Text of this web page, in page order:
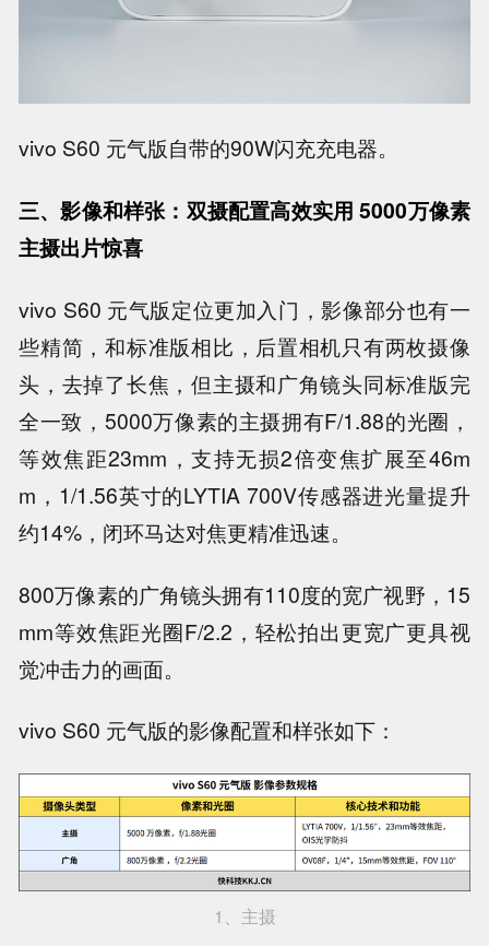
vivo S60 元气版自带的90W闪充充电器。
三、影像和样张：双摄配置高效实用 5000万像素
主摄出片惊喜
vivo S60 元气版定位更加入门，影像部分也有一
些精简，和标准版相比，后置相机只有两枚摄像
头，去掉了长焦，但主摄和广角镜头同标准版完
全一致，5000万像素的主摄拥有F/1.88的光圈，
等效焦距23mm，支持无损2倍变焦扩展至46m
m，1/1.56英寸的LYTIA 700V传感器进光量提升
约14%，闭环马达对焦更精准迅速。
800万像素的广角镜头拥有110度的宽广视野，15
mm等效焦距光圈F/2.2，轻松拍出更宽广更具视
觉冲击力的画面。
vivo S60 元气版的影像配置和样张如下：
1、主摄